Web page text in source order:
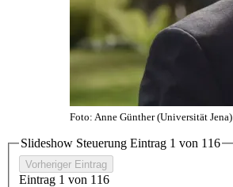
Foto: Anne Günther (Universität Jena)
Slideshow Steuerung Eintrag 1 von 116
Vorheriger Eintrag
Eintrag 1 von 116